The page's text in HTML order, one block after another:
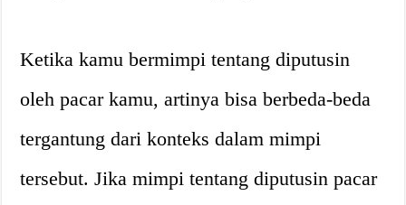
Ketika kamu bermimpi tentang diputusin
oleh pacar kamu, artinya bisa berbeda-beda
tergantung dari konteks dalam mimpi
tersebut. Jika mimpi tentang diputusin pacar